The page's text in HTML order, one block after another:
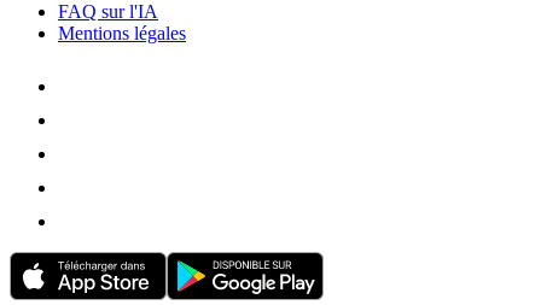
FAQ sur l'IA
Mentions légales